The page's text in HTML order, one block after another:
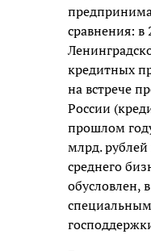
сравнения: в
кредитных
на встрече
России
прошлом
млрд.
среднего
обусловлен,